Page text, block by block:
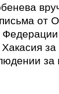
от
за
за